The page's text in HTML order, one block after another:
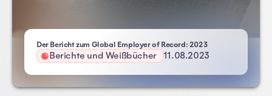
Der Bericht zum Global Employer of Record: 2023- Atlas HXM
Berichte und Weißbücher 11.08.2023